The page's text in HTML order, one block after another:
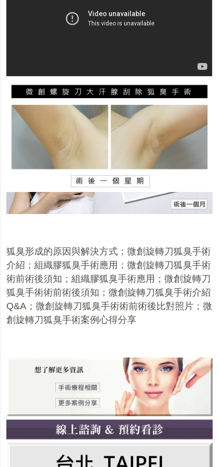
狐臭形成的原因與解決方式 ；微創旋轉刀狐臭手術
介紹 ；組織膠狐臭手術應用 ；微創旋轉刀狐臭手術
術前術後須知 ；組織膠狐臭手術應用 ；微創旋轉刀
狐臭手術術前術後須知 ；微創旋轉刀狐臭手術介紹
Q&A ；微創旋轉刀狐臭手術術前術後比對照片 ；微
創旋轉刀狐臭手術案例心得分享